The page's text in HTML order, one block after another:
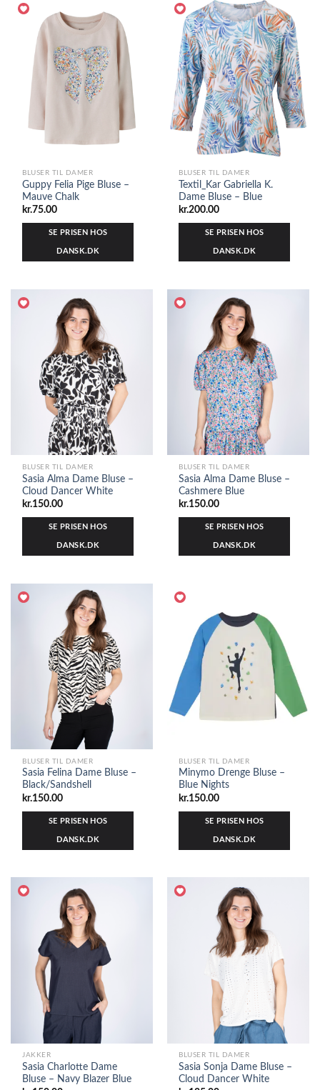
BLUSER TIL DAMER
Guppy Felia Pige Bluse –
Mauve Chalk
kr.75.00
SE PRISEN HOS
DANSK.DK
BLUSER TIL DAMER
Textil_Kar Gabriella K.
Dame Bluse – Blue
kr.200.00
SE PRISEN HOS
DANSK.DK
BLUSER TIL DAMER
Sasia Alma Dame Bluse –
Cloud Dancer White
kr.150.00
SE PRISEN HOS
DANSK.DK
BLUSER TIL DAMER
Sasia Alma Dame Bluse –
Cashmere Blue
kr.150.00
SE PRISEN HOS
DANSK.DK
BLUSER TIL DAMER
Sasia Felina Dame Bluse –
Black/Sandshell
kr.150.00
SE PRISEN HOS
DANSK.DK
BLUSER TIL DAMER
Minymo Drenge Bluse –
Blue Nights
kr.150.00
SE PRISEN HOS
DANSK.DK
JAKKER
Sasia Charlotte Dame
Bluse – Navy Blazer Blue
BLUSER TIL DAMER
Sasia Sonja Dame Bluse –
Cloud Dancer White